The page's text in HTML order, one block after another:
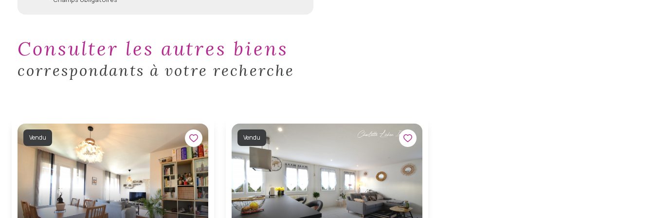
consulter les autres biens
correspondants à votre recherche
Vendu Vendu